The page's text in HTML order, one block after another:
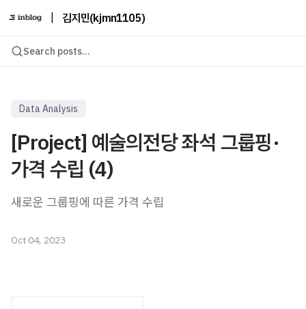
김지민(kjmn1105)
Search posts...
Data Analysis
[Project] 예술의전당 좌석 그룹핑·
가격 수립 (4)
새로운 그룹핑에 따른 가격 수립
Oct 04, 2023